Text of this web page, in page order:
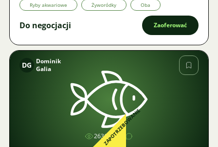
Ryby akwariowe Żyworódky Oba
Do negocjacji Zaoferować
Zdjęcie
DG
Dominik
Galia
2636ZAPOTRZEBOWANIE